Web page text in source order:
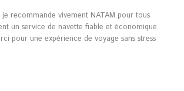
je recommande vivement NATAM pour tous
un service de navette fiable et économique
pour une expérience de voyage sans stress